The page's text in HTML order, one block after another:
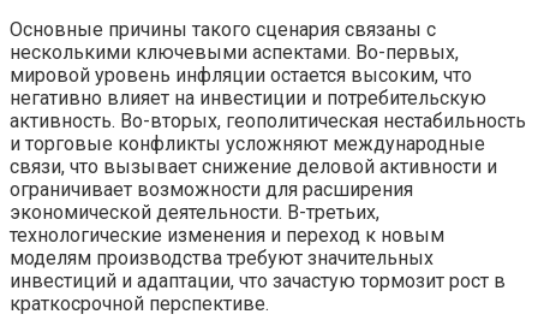
Основные причины такого сценария связаны с
несколькими ключевыми аспектами. Во-первых,
мировой уровень инфляции остается высоким, что
негативно влияет на инвестиции и потребительскую
активность. Во-вторых, геополитическая нестабильность
и торговые конфликты усложняют международные
связи, что вызывает снижение деловой активности и
ограничивает возможности для расширения
экономической деятельности. В-третьих,
технологические изменения и переход к новым
моделям производства требуют значительных
инвестиций и адаптации, что зачастую тормозит рост в
краткосрочной перспективе.